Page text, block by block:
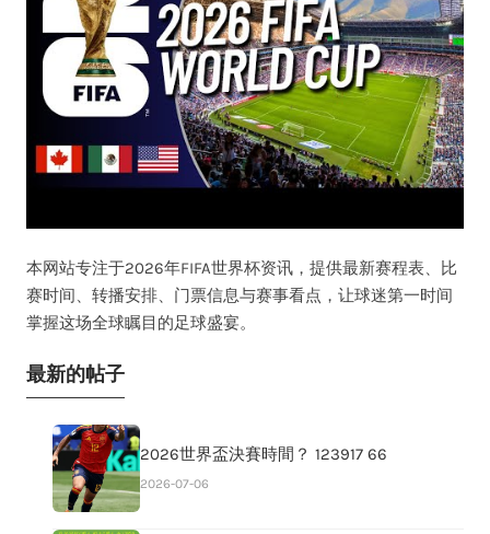
本网站专注于2026年FIFA世界杯资讯，提供最新赛程表、比
赛时间、转播安排、门票信息与赛事看点，让球迷第一时间
掌握这场全球瞩目的足球盛宴。
最新的帖子
2026世界盃決賽時間？ 123917 66
2026-07-06